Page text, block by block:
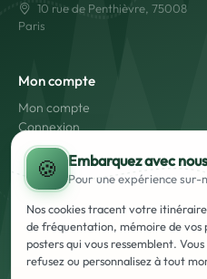
10 rue de Penthièvre, 75008
Paris
Mon compte
Mon compte
Connexion
Créer un compte
🍪 Embarquez avec
Pour une expériencesur-
Nos cookies tracent votre
de fréquentation, mémoire de vos
posters qui vous ressemblent.
refusez ou personnalisez à tout